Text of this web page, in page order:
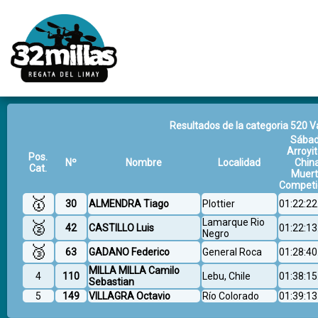
Resultados de la categoria 520
Pos.
Cat.
Nº Nombre Localidad
🥇 30 ALMENDRA Tiago Plottier
🥈 42 CASTILLO Luis
Lamarque Rio
Negro
🥉 63 GADANO Federico General Roca
4 110
MILLA MILLA Camilo
Sebastian
Lebu, Chile
5
149 VILLAGRA Octavio Río Colorado